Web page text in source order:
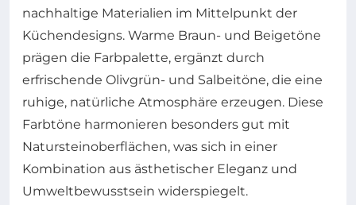
nachhaltige Materialien im Mittelpunkt der
Küchendesigns. Warme Braun- und Beigetöne
prägen die Farbpalette, ergänzt durch
erfrischende Olivgrün- und Salbeitöne, die eine
ruhige, natürliche Atmosphäre erzeugen. Diese
Farbtöne harmonieren besonders gut mit
Natursteinoberflächen, was sich in einer
Kombination aus ästhetischer Eleganz und
Umweltbewusstsein widerspiegelt.